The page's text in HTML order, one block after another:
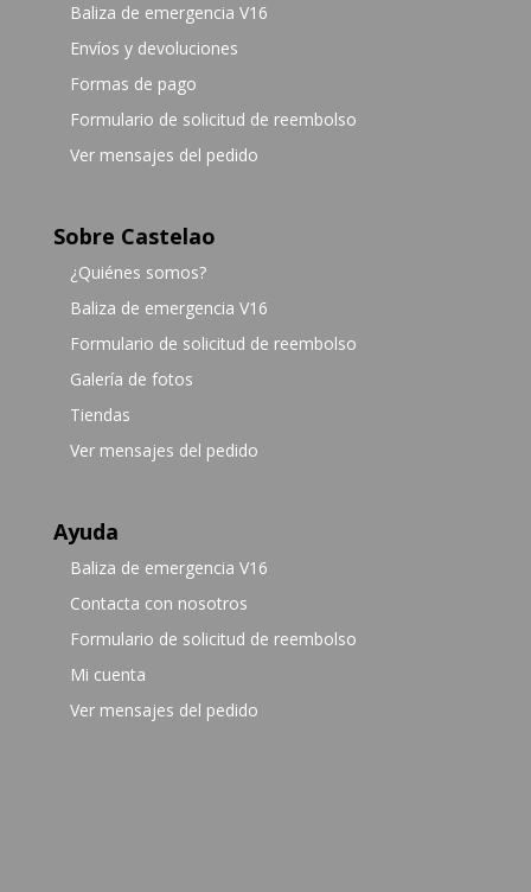
Baliza de emergencia V16
Envíos y devoluciones
Formas de pago
Formulario de solicitud de reembolso
Ver mensajes del pedido
Sobre Castelao
¿Quiénes somos?
Baliza de emergencia V16
Formulario de solicitud de reembolso
Galería de fotos
Tiendas
Ver mensajes del pedido
Ayuda
Baliza de emergencia V16
Contacta con nosotros
Formulario de solicitud de reembolso
Mi cuenta
Ver mensajes del pedido